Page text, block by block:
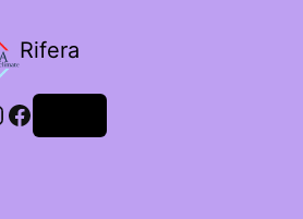
Rifera
Facebook